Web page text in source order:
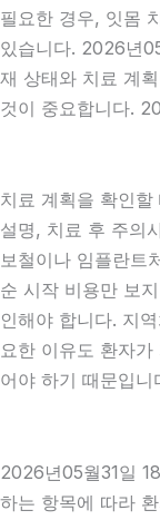
필요한 경우, 잇몸
있습니다. 2026년
재 상태와 치료 계
것이 중요합니다.
치료 계획을 확인
설명, 치료 후 주의
보철이나 임플란트
순 시작 비용만 보
인해야 합니다. 지
요한 이유도 환자
어야 하기 때문입니
2026년05월31일
하는 항목에 따라